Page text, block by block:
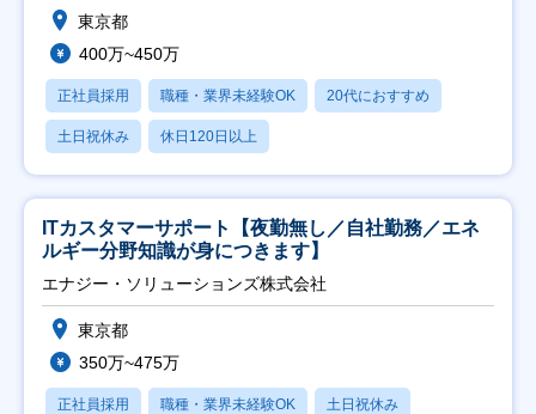
東京都
400万~450万
正社員採用 職種・業界未経験OK 20代におすすめ
土日祝休み 休日120日以上
ITカスタマーサポート【夜勤無し／自社勤務／エネ
ルギー分野知識が身につきます】
エナジー・ソリューションズ株式会社
東京都
350万~475万
正社員採用 職種・業界未経験OK 土日祝休み